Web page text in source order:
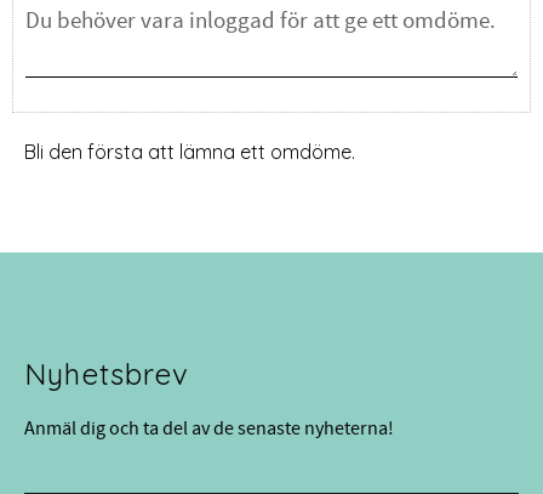
Bli den första att lämna ett omdöme.
Nyhetsbrev
Anmäl dig och ta del av de senaste nyheterna!